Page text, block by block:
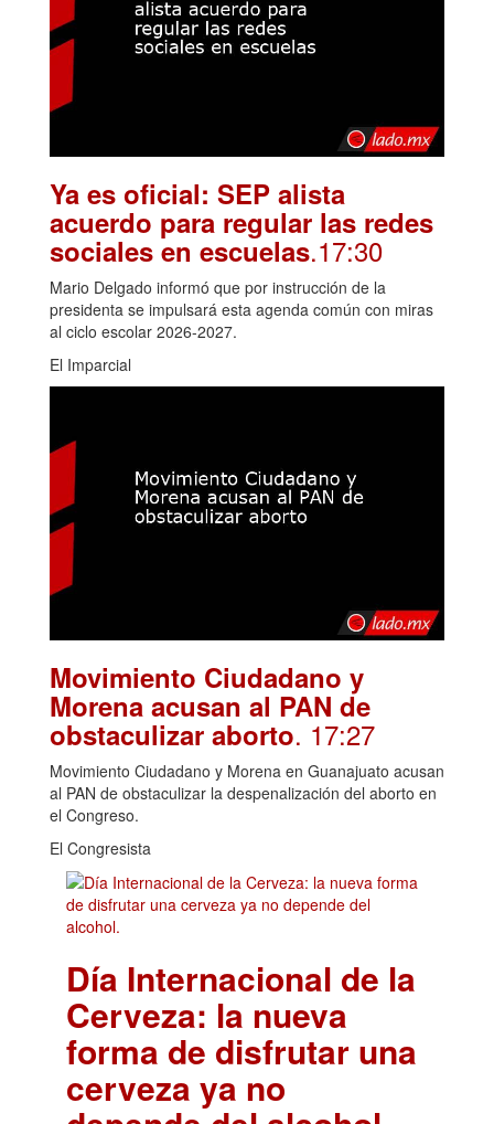
Ya es oficial: SEP alista
acuerdo para regular las redes
sociales en escuelas.17:30
Mario Delgado informó que por instrucción de la
presidenta se impulsará esta agenda común con miras
al ciclo escolar 2026-2027.
El Imparcial
Movimiento Ciudadano y
Morena acusan al PAN de
obstaculizar aborto. 17:27
Movimiento Ciudadano y Morena en Guanajuato acusan
al PAN de obstaculizar la despenalización del aborto en
el Congreso.
El Congresista
Día Internacional de la
Cerveza: la nueva
forma de disfrutar una
cerveza ya no